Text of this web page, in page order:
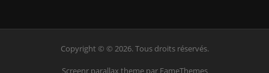
Copyright © © 2026. Tous droits réservés.
Screenr parallax themepar FameThemes